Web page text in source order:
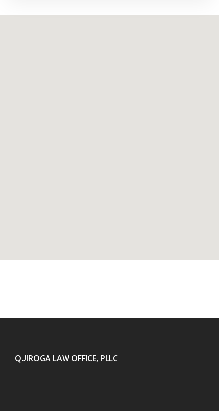
QUIROGA LAW OFFICE, PLLC